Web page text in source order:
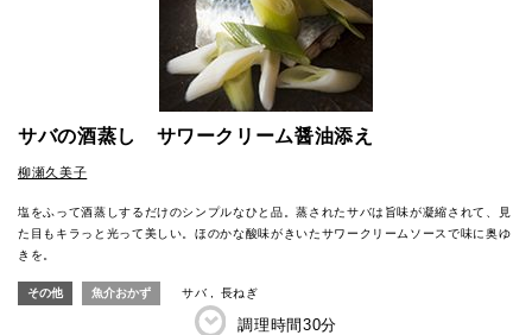
サバの酒蒸し サワークリーム醤油添え
柳瀬久美子
塩をふって酒蒸しするだけのシンプルなひと品。蒸されたサバは旨味が凝縮されて、見
た目もキラっと光って美しい。ほのかな酸味がきいたサワークリームソースで味に奥ゆ
きを。
その他 魚介おかず サバ 長ねぎ
調理時間30分